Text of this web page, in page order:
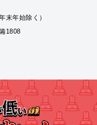
末年始除く）
1808